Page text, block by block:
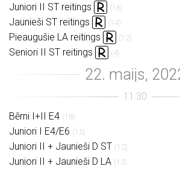
Juniori II ST reitings (16)
Jaunieši ST reitings (14)
Pieaugušie LA reitings (12)
Seniori II ST reitings (4)
Bērni I+II E4 (18)
Juniori I E4/E6 (15)
Juniori II + Jaunieši D ST (12)
Juniori II + Jaunieši D LA (13)